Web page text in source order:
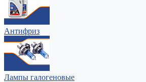
Антифриз
Лампы галогеновые